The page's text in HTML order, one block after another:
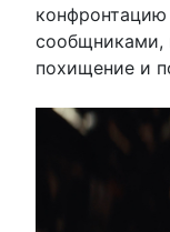
сообщниками,
похищение и